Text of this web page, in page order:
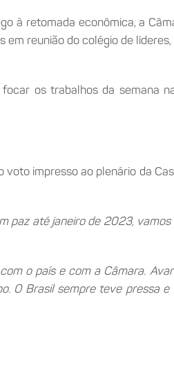
à retomada econômica, a
reunião do colégio de
os trabalhos da semana
impresso ao plenário da
paz até janeiro de 2023,
o país e com a Câmara.
O Brasil sempre teve pressa